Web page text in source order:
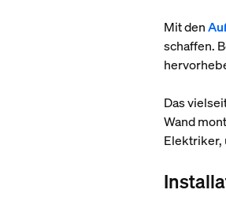
Mit den
schaffen.
Das
Wand
Elektriker,